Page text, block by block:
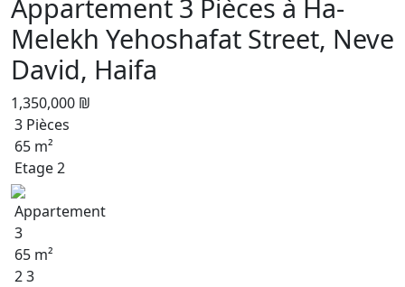
Appartement 3 Pièces à Ha-
Melekh Yehoshafat Street, Neve
David, Haifa
1,350,000 ₪
3 Pièces
65 m²
Etage 2
Appartement
3
65 m²
2 3